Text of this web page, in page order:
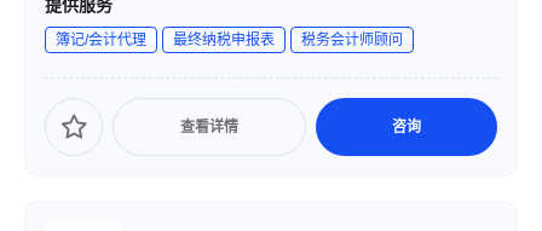
提供服务
簿记/会计代理 最终纳税申报表 税务会计师顾问
查看详情 咨询